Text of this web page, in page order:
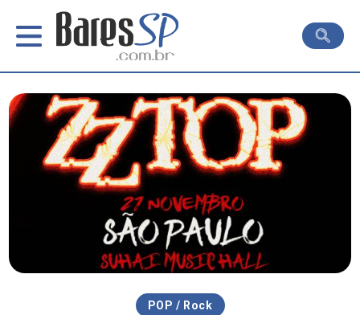
POP / Rock